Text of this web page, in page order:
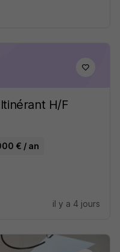
H/F
€ / an
il y a 4 jours